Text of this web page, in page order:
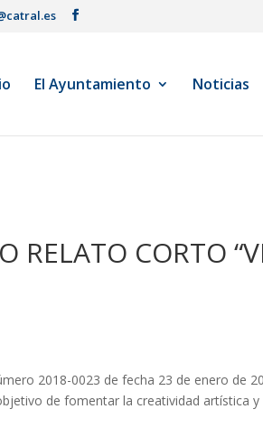
El Ayuntamiento Noticias
RELATO CORTO
2018-0023 de fecha 23 de enero de
de fomentar la creatividad artística y